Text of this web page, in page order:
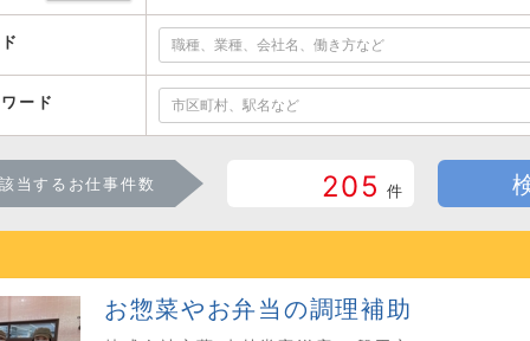
ード
当するお仕事件数 205 件
お惣菜やお弁当の調理補助